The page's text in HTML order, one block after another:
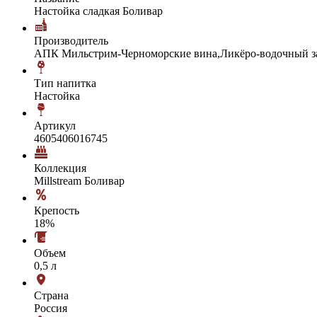
Настойка сладкая Боливар
Производитель
АПК Мильстрим-Черноморские вина,Ликёро-водочный
Тип напитка
Настойка
Артикул
4605406016745
Коллекция
Millstream Боливар
Крепость
18%
Объем
0,5 л
Страна
Россия